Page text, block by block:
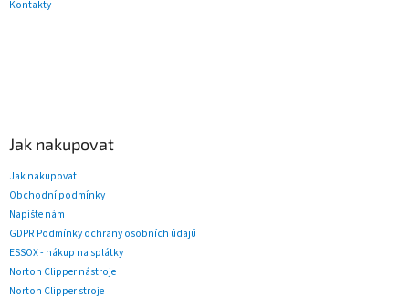
Kontakty
Jak nakupovat
Jak nakupovat
Obchodní podmínky
Napište nám
GDPR Podmínky ochrany osobních údajů
ESSOX - nákup na splátky
Norton Clipper nástroje
Norton Clipper stroje